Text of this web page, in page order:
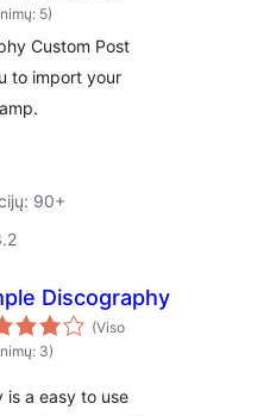
5)
Custom Post
to import your
90+
Discography
(Viso
3)
is a easy to use